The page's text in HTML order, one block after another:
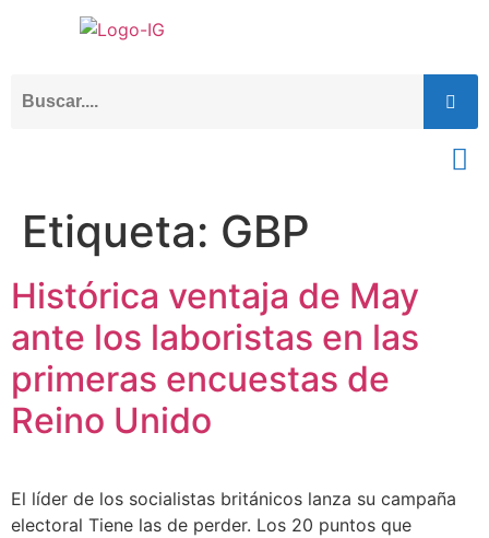
Etiqueta: GBP
Histórica ventaja de May
ante los laboristas en las
primeras encuestas de
Reino Unido
El líder de los socialistas británicos lanza su campaña
electoral Tiene las de perder. Los 20 puntos que